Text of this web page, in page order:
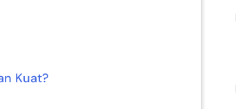
Kuat?